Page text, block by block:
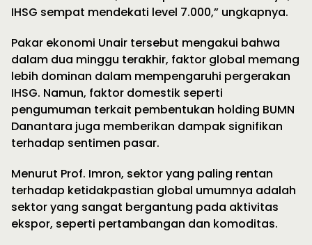
IHSG sempat mendekati level 7.000,” ungkapnya.
Pakar ekonomi Unair tersebut mengakui bahwa
dalam dua minggu terakhir, faktor global memang
lebih dominan dalam mempengaruhi pergerakan
IHSG. Namun, faktor domestik seperti
pengumuman terkait pembentukan holding BUMN
Danantara juga memberikan dampak signifikan
terhadap sentimen pasar.
Menurut Prof. Imron, sektor yang paling rentan
terhadap ketidakpastian global umumnya adalah
sektor yang sangat bergantung pada aktivitas
ekspor, seperti pertambangan dan komoditas.